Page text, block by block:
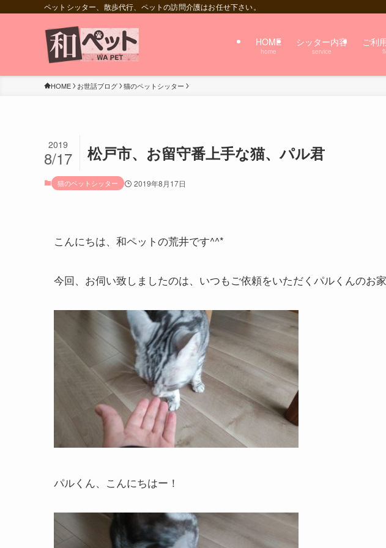
ペットシッター、散歩代行、ペットの訪問介護はお任せ下さい。
HOME
home
シッター内容
service
ご利
HOME お世話ブログ 猫のペットシッター
松戸市、お留守番上手な猫、パル君
2019
8/17
猫のペットシッター 2019年8月17日
こんにちは、和ペットの荒井です^^*
今回、お伺い致しましたのは、いつもご依頼をいただくパルくんのお
パルくん、こんにちはー！